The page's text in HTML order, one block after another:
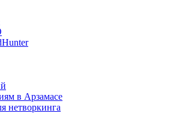
в Арзамасе
нетворкинга